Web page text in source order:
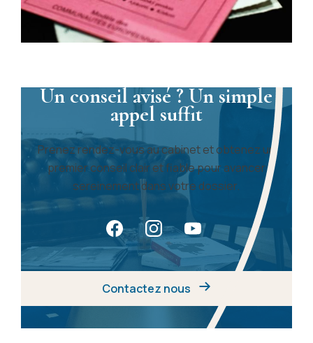
Un conseil avisé ? Un simple
appel suffit
Prenez rendez-vous au cabinet et obtenez un
premier conseil clair et fiable pour avancer
sereinement dans votre dossier.
Contactez nous